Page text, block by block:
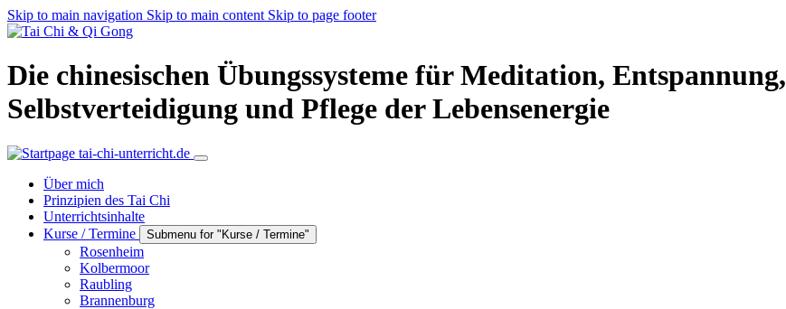
Skip to main navigation Skip to main content Skip to page footer
Die chinesischen Übungssysteme für Meditation, Entspannung,
Selbstverteidigung und Pflege der Lebensenergie
Über mich
Prinzipien des Tai Chi
Unterrichtsinhalte
Kurse / Termine
Submenu for "Kurse / Termine"
Rosenheim
Kolbermoor
Raubling
Brannenburg